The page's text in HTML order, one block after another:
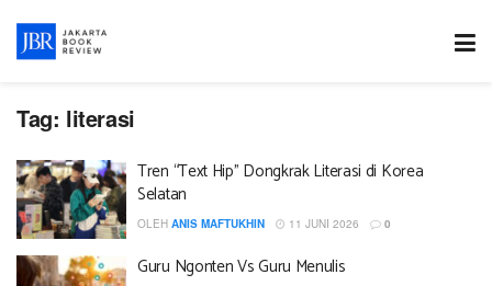
Tag: literasi
Tren “Text Hip” Dongkrak Literasi di Korea
Selatan
OLEH ANIS MAFTUKHIN 11 JUNI 2026 0
Guru Ngonten Vs Guru Menulis